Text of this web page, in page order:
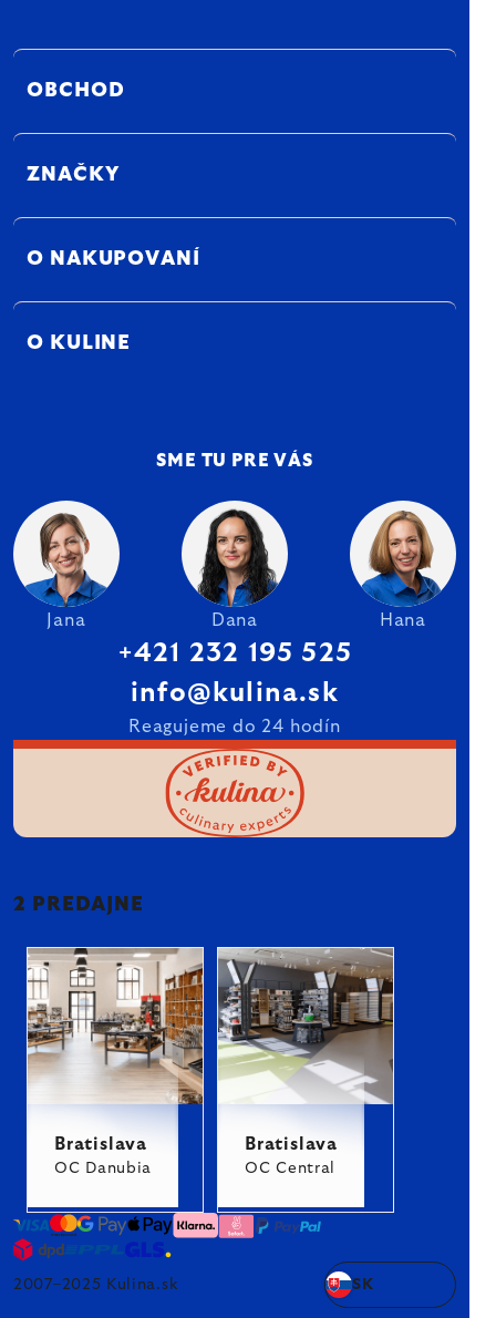
OBCHOD
ZNAČKY
O NAKUPOVANÍ
O KULINE
SME TU PRE VÁS
Jana Dana Hana
+421 232 195 525
info@kulina.sk
Reagujeme do 24 hodín
2 PREDAJNE
Bratislava
OC Danubia
Bratislava
OC Central
2007–2025 Kulina.sk SK